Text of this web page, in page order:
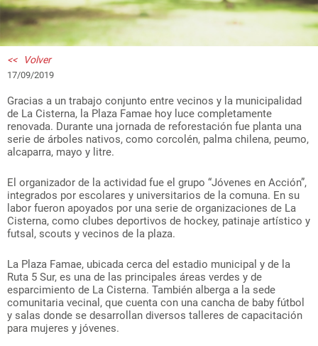
<< Volver
17/09/2019
Gracias a un trabajo conjunto entre vecinos y la municipalidad
de La Cisterna, la Plaza Famae hoy luce completamente
renovada. Durante una jornada de reforestación fue planta una
serie de árboles nativos, como corcolén, palma chilena, peumo,
alcaparra, mayo y litre.
El organizador de la actividad fue el grupo “Jóvenes en Acción”,
integrados por escolares y universitarios de la comuna. En su
labor fueron apoyados por una serie de organizaciones de La
Cisterna, como clubes deportivos de hockey, patinaje artístico y
futsal, scouts y vecinos de la plaza.
La Plaza Famae, ubicada cerca del estadio municipal y de la
Ruta 5 Sur, es una de las principales áreas verdes y de
esparcimiento de La Cisterna. También alberga a la sede
comunitaria vecinal, que cuenta con una cancha de baby fútbol
y salas donde se desarrollan diversos talleres de capacitación
para mujeres y jóvenes.